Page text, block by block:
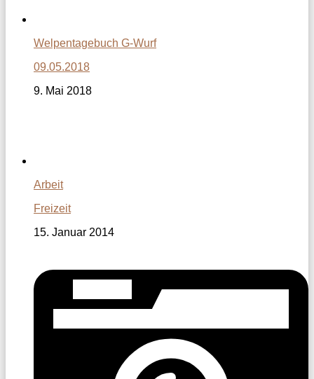
Welpentagebuch G-Wurf
09.05.2018
9. Mai 2018
Arbeit
Freizeit
15. Januar 2014